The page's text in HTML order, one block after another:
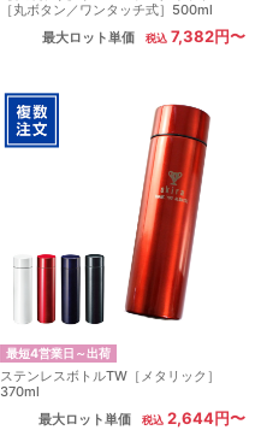
［丸ボタン／ワンタッチ式］500ml
最大ロット単価
7,382円〜
最短4営業日～出荷
ステンレスボトルTW［メタリック］
370ml
最大ロット単価
2,644円〜